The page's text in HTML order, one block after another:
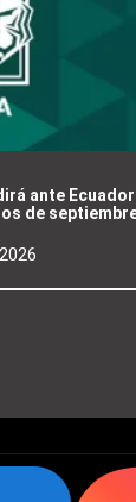
ante Ecuador
de